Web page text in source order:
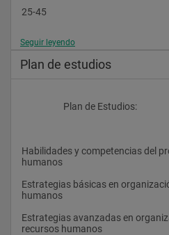
25-45
Seguir leyendo
Plan de estudios
                    Plan de Estudios:
Habilidades y competencias del
humanos
Estrategias básicas en
humanos
Estrategias avanzadas en
recursos humanos